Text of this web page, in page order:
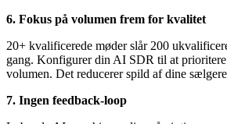
6. Fokus på volumen frem for kvalitet
20+ kvalificerede møder slår 200
gang. Konfigurer din AI SDR til at
volumen. Det reducerer spild af dine
7. Ingen feedback-loop